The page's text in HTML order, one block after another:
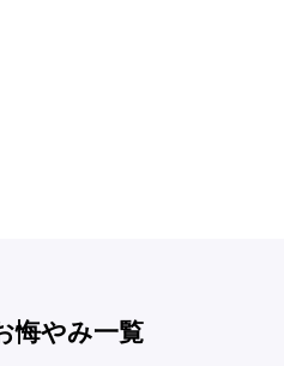
悔やみ一覧